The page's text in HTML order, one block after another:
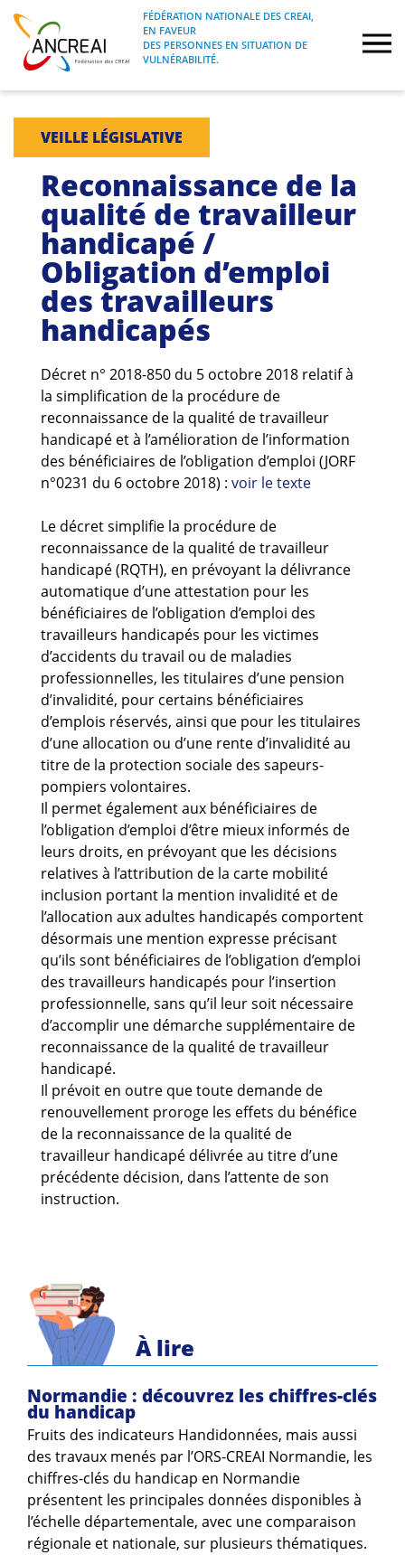
Skip
content
ANCREAI
FÉDÉRATION NATIONALE DES CREAI, EN
FAVEUR DES PERSONNES EN SITUATION
FÉDÉRATION NATIONALE DES CREAI,
EN FAVEUR
DES PERSONNES EN SITUATION DE
VULNÉRABILITÉ.
À propos
Journées nationales
Formations
Projets Fédéraux
Espace emploi
Guides et outils
Actualités
VEILLE LÉGISLATIVE
Reconnaissance de la
qualité de travailleur
handicapé /
Obligation d’emploi
des travailleurs
handicapés
Décret n° 2018-850 du 5 octobre 2018 relatif à
la simplification de la procédure de
reconnaissance de la qualité de travailleur
handicapé et à l’amélioration de l’information
des bénéficiaires de l’obligation d’emploi (JORF
n°0231 du 6 octobre 2018) : voir le texte
Le décret simplifie la procédure de
reconnaissance de la qualité de travailleur
handicapé (RQTH), en prévoyant la délivrance
automatique d’une attestation pour les
bénéficiaires de l’obligation d’emploi des
travailleurs handicapés pour les victimes
d’accidents du travail ou de maladies
professionnelles, les titulaires d’une pension
d’invalidité, pour certains bénéficiaires
d’emplois réservés, ainsi que pour les titulaires
d’une allocation ou d’une rente d’invalidité au
titre de la protection sociale des sapeurs-
pompiers volontaires.
Il permet également aux bénéficiaires de
l’obligation d’emploi d’être mieux informés de
leurs droits, en prévoyant que les décisions
relatives à l’attribution de la carte mobilité
inclusion portant la mention invalidité et de
l’allocation aux adultes handicapés comportent
désormais une mention expresse précisant
qu’ils sont bénéficiaires de l’obligation d’emploi
des travailleurs handicapés pour l’insertion
professionnelle, sans qu’il leur soit nécessaire
d’accomplir une démarche supplémentaire de
reconnaissance de la qualité de travailleur
handicapé.
Il prévoit en outre que toute demande de
renouvellement proroge les effets du bénéfice
de la reconnaissance de la qualité de
travailleur handicapé délivrée au titre d’une
précédente décision, dans l’attente de son
instruction.
À lire
Normandie : découvrez les chiffres-clés
du handicap
Fruits des indicateurs Handidonnées, mais aussi
des travaux menés par l’ORS-CREAI Normandie, les
chiffres-clés du handicap en Normandie
présentent les principales données disponibles à
l’échelle départementale, avec une comparaison
régionale et nationale, sur plusieurs thématiques.